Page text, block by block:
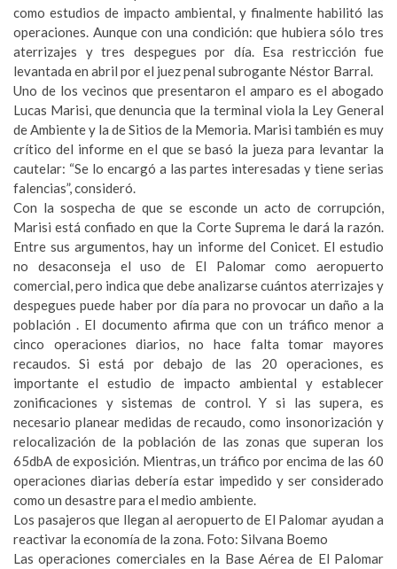
como estudios de impacto ambiental, y finalmente habilitó las
operaciones. Aunque con una condición: que hubiera sólo tres
aterrizajes y tres despegues por día. Esa restricción fue
levantada en abril por el juez penal subrogante Néstor Barral.
Uno de los vecinos que presentaron el amparo es el abogado
Lucas Marisi, que denuncia que la terminal viola la Ley General
de Ambiente y la de Sitios de la Memoria. Marisi también es muy
crítico del informe en el que se basó la jueza para levantar la
cautelar: “Se lo encargó a las partes interesadas y tiene serias
falencias”, consideró.
Con la sospecha de que se esconde un acto de corrupción,
Marisi está confiado en que la Corte Suprema le dará la razón.
Entre sus argumentos, hay un informe del Conicet. El estudio
no desaconseja el uso de El Palomar como aeropuerto
comercial, pero indica que debe analizarse cuántos aterrizajes y
despegues puede haber por día para no provocar un daño a la
población . El documento afirma que con un tráfico menor a
cinco operaciones diarios, no hace falta tomar mayores
recaudos. Si está por debajo de las 20 operaciones, es
importante el estudio de impacto ambiental y establecer
zonificaciones y sistemas de control. Y si las supera, es
necesario planear medidas de recaudo, como insonorización y
relocalización de la población de las zonas que superan los
65dbA de exposición. Mientras, un tráfico por encima de las 60
operaciones diarias debería estar impedido y ser considerado
como un desastre para el medio ambiente.
Los pasajeros que llegan al aeropuerto de El Palomar ayudan a
reactivar la economía de la zona. Foto: Silvana Boemo
Las operaciones comerciales en la Base Aérea de El Palomar